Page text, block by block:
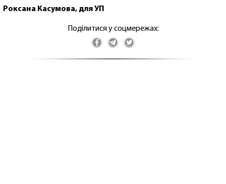
Роксана Касумова, для УП
Поділитися у соцмережах: